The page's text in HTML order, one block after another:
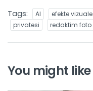
Tags: AI efekte vizuale
privatesi
redaktim foto
You might like